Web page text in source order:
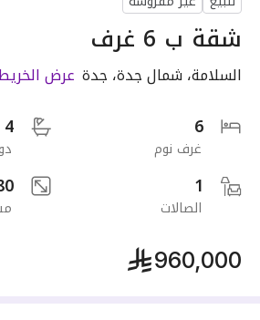
شقة ب 6 غرف
السلامة، شمال جدة، جدة عرض
6
غرف نوم
4
1
الصالات
960,000